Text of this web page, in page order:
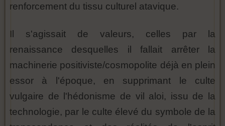
renforcement du tissu culturel atavique.
Il s'agissait de valeurs, celles par la
renaissance desquelles il fallait arrêter la
machinerie positiviste/cosmopolite déjà en plein
essor à l'époque, en supprimant le culte
vulgaire de l'hédonisme de vil aloi, issu de la
technologie, par le culte élevé du symbole de la